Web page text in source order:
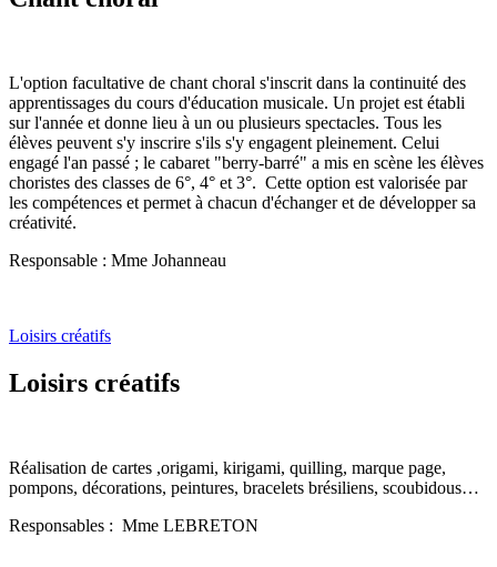
L'option facultative de chant choral s'inscrit dans la continuité des
apprentissages du cours d'éducation musicale. Un projet est établi
sur l'année et donne lieu à un ou plusieurs spectacles. Tous les
élèves peuvent s'y inscrire s'ils s'y engagent pleinement. Celui
engagé l'an passé ; le cabaret "berry-barré" a mis en scène les élèves
choristes des classes de 6°, 4° et 3°. Cette option est valorisée par
les compétences et permet à chacun d'échanger et de développer sa
créativité.
Responsable : Mme Johanneau
Loisirs créatifs
Loisirs créatifs
Réalisation de cartes ,origami, kirigami, quilling, marque page,
pompons, décorations, peintures, bracelets brésiliens, scoubidous…
Responsables : Mme LEBRETON